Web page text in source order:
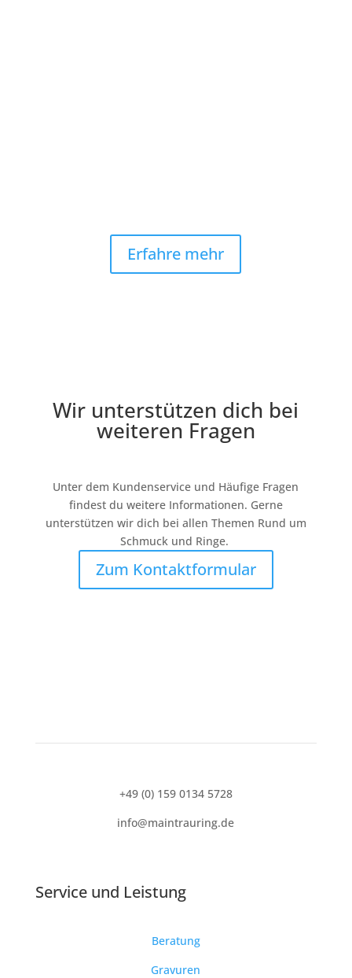
Erfahre mehr
Wir unterstützen dich bei
weiteren Fragen
Unter dem Kundenservice und Häufige Fragen
findest du weitere Informationen. Gerne
unterstützen wir dich bei allen Themen Rund um
Schmuck und Ringe.
Zum Kontaktformular
+49 (0) 159 0134 5728
info@maintrauring.de
Service und Leistung
Beratung
Gravuren